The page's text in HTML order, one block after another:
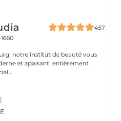
457
notre institut de beauté vous
et apaisant, entièrement
être. Spécial...